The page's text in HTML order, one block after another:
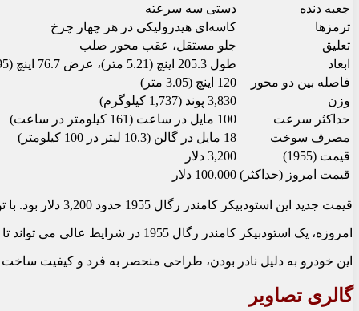
جعبه دنده
دستی سه سرعته
ترمزها
کاسه‌ای هیدرولیکی در هر چهار چرخ
تعلیق
جلو مستقل، عقب محور صلب
ابعاد
طول 205.3 اینچ (5.21 متر)، عرض 76.7 اینچ (1.95 متر)، ارتفاع 64.6 اینچ (1.64 متر)
فاصله بین دو محور
120 اینچ (3.05 متر)
وزن
3,830 پوند (1,737 کیلوگرم)
حداکثر سرعت
100 مایل در ساعت (161 کیلومتر در ساعت)
مصرف سوخت
18 مایل در گالن (10.3 لیتر در 100 کیلومتر)
قیمت (1955)
3,200 دلار
قیمت امروز (حداکثر) 100,000 دلار
قیمت جدید این استودبیکر کامندر رگال 1955 حدود 3,200 دلار بود. با توجه به تورم، این مبلغ امروز معادل حدود 30,000 دلار است.
امروزه، یک استودبیکر کامندر رگال 1955 در شرایط عالی می تواند تا 100,000 دلار یا بیشتر ارزش داشته باشد.
این خودرو به دلیل نادر بودن، طراحی منحصر به فرد و کیفیت ساخت
گالری تصاویر